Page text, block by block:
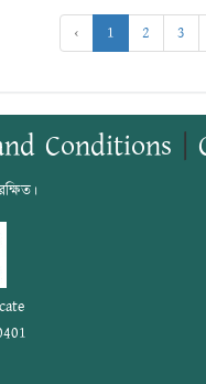
‹ 1 2 3
Conditions